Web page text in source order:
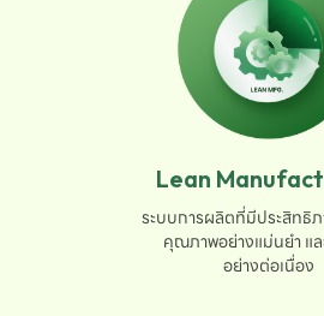
Lean
ระบบการผลิตที่มีประสิทธิ
คุณภาพอย่างแม่นยำ แ
อย่างต่อเนื่อง